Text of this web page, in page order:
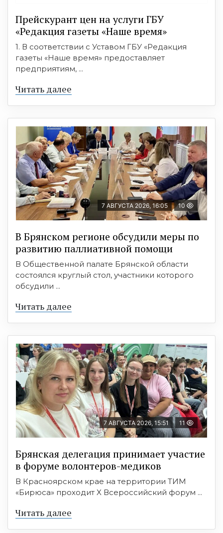
Прейскурант цен на услуги ГБУ
«Редакция газеты «Наше время»
1. В соответствии с Уставом ГБУ «Редакция
газеты «Наше время» предоставляет
предприятиям, ...
Читать далее
7 АВГУСТА 2026, 16:05 10
В Брянском регионе обсудили меры по
развитию паллиативной помощи
В Общественной палате Брянской области
состоялся круглый стол, участники которого
обсудили ...
Читать далее
7 АВГУСТА 2026, 15:51 11
Брянская делегация принимает участие
в форуме волонтеров-медиков
В Красноярском крае на территории ТИМ
«Бирюса» проходит X Всероссийский форум ...
Читать далее